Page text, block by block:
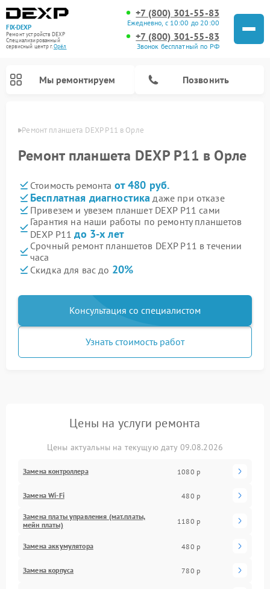
FIX-DEXP
Ремонт устройств DEXP
Специализированный
cервисный центр г.Орёл
+7 (800) 301-55-83
Ежедневно, с 10:00 до 20:00
+7 (800) 301-55-83
Звонок бесплатный по РФ
Мы ремонтируем Позвонить
Ремонт планшета DEXP P11 в Орле
Ремонт планшета DEXP P11 в Орле
Стоимость ремонта от 480 руб.
Бесплатная диагностика даже при отказе
Привезем и увезем планшет DEXP P11 сами
Гарантия на наши работы по ремонту планшетов
DEXP P11до 3-х лет
Срочный ремонт планшетов DEXP P11 в течении
часа
Скидка для вас до 20%
Консультация со специалистом
Узнать стоимость работ
Цены на услуги ремонта
Цены актуальны на текущую дату 09.08.2026
Замена контроллера 1080 р
Замена Wi-Fi 480 р
Замена платы управления (мат.платы,
мейн платы)
1180 р
Замена аккумулятора 480 р
Замена корпуса 780 р